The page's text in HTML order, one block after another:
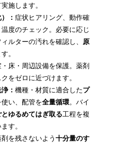
施します。
： 症状ヒアリング、動作確
度のチェック。必要に応じ
ルターの汚れを確認し、 原
。
床・周辺設備を保護。薬剤
をゼロに近づけます。
： 機種・材質に適合したプ
い、配管を全量循環。バイ
とゆるめてはぎ取る工程を複
す。
を残さないよう十分量のす